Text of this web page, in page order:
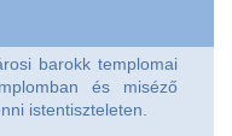
barokk templomai
és miséző
istentiszteleten.